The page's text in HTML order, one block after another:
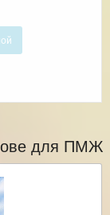
для ПМЖ